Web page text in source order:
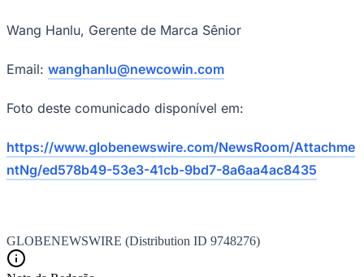
Wang Hanlu, Gerente de Marca Sênior
Email: wanghanlu@newcowin.com
Foto deste comunicado disponível em:
https://www.globenewswire.com/NewsRoom/Attachme
ntNg/ed578b49-53e3-41cb-9bd7-8a6aa4ac8435
GLOBENEWSWIRE (Distribution ID 9748276)